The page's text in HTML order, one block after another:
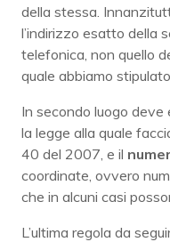
della stessa.
l’indirizzo esatto della
telefonica, non quello
quale abbiamo
In secondo luogo
la legge alla quale
40 del 2007, e il
coordinate, ovvero
che in alcuni casi
L’ultima regola da